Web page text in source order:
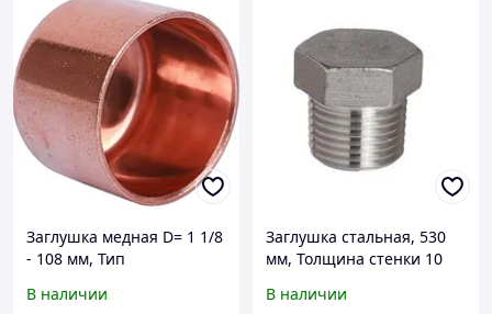
Заглушка медная D= 1 1/8
- 108 мм, Тип
В наличии
Заглушка стальная, 530
мм, Толщина стенки 10
В наличии